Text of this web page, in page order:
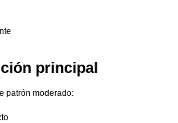
principal
patrón moderado: